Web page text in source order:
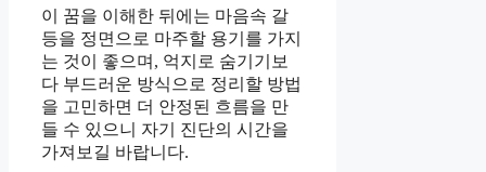
이 꿈을 이해한 뒤에는 마음속 갈
등을 정면으로 마주할 용기를 가지
는 것이 좋으며, 억지로 숨기기보
다 부드러운 방식으로 정리할 방법
을 고민하면 더 안정된 흐름을 만
들 수 있으니 자기 진단의 시간을
가져보길 바랍니다.